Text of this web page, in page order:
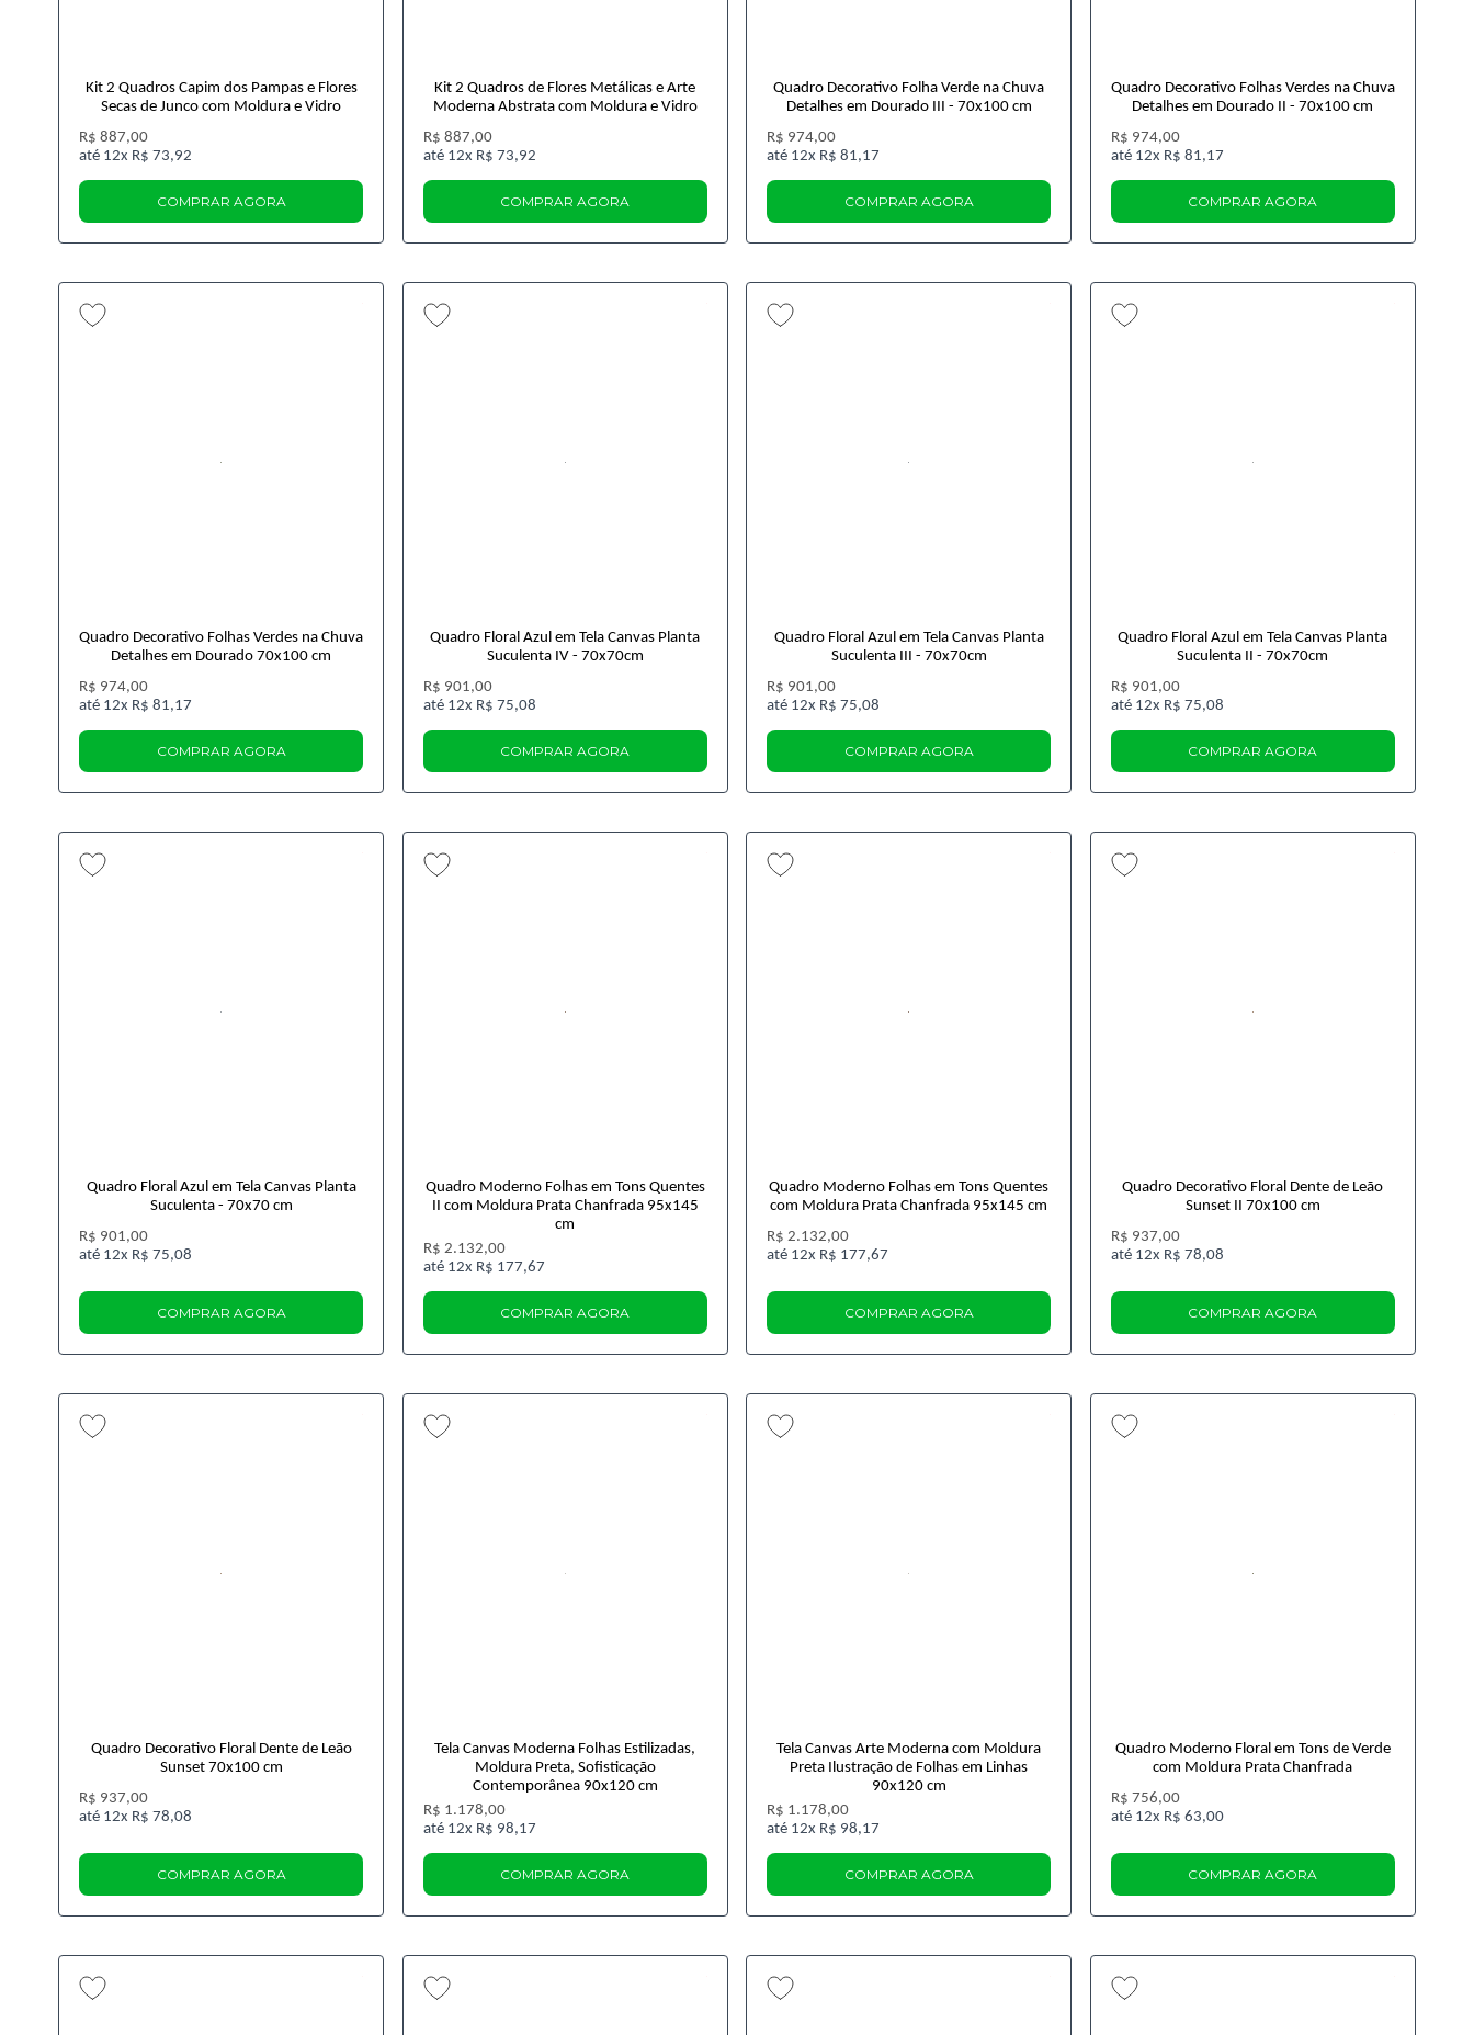
Kit 2 Quadros Capim dos Pampas e Flores
Secas de Junco com Moldura e Vidro
R$ 887,00
12x R$ 73,92
COMPRAR AGORA
Kit 2 Quadros de Flores Metálicas e Arte
Moderna Abstrata com Moldura e Vidro
R$ 887,00
12x R$ 73,92
COMPRAR AGORA
Quadro Decorativo Folha Verde na Chuva
Detalhes em Dourado III - 70x100 cm
R$ 974,00
12x R$ 81,17
COMPRAR AGORA
Quadro Decorativo Folhas Verdes na Chuva
Detalhes em Dourado II - 70x100 cm
R$ 974,00
12x R$ 81,17
COMPRAR AGORA
Quadro Decorativo Folhas Verdes na Chuva
Detalhes em Dourado 70x100 cm
R$ 974,00
12x R$ 81,17
COMPRAR AGORA
Quadro Floral Azul em Tela Canvas Planta
Suculenta IV - 70x70cm
R$ 901,00
12x R$ 75,08
COMPRAR AGORA
Quadro Floral Azul em Tela Canvas Planta
Suculenta III - 70x70cm
R$ 901,00
12x R$ 75,08
COMPRAR AGORA
Quadro Floral Azul em Tela Canvas Planta
Suculenta II - 70x70cm
R$ 901,00
12x R$ 75,08
COMPRAR AGORA
Quadro Floral Azul em Tela Canvas Planta
Suculenta - 70x70 cm
R$ 901,00
12x R$ 75,08
COMPRAR AGORA
Quadro Moderno Folhas em Tons Quentes
II com Moldura Prata Chanfrada 95x145
cm
R$ 2.132,00
12x R$ 177,67
COMPRAR AGORA
Quadro Moderno Folhas em Tons Quentes
com Moldura Prata Chanfrada 95x145 cm
R$ 2.132,00
12x R$ 177,67
COMPRAR AGORA
Quadro Decorativo Floral Dente de Leão
Sunset II 70x100 cm
R$ 937,00
12x R$ 78,08
COMPRAR AGORA
Quadro Decorativo Floral Dente de Leão
Sunset 70x100 cm
R$ 937,00
12x R$ 78,08
COMPRAR AGORA
Tela Canvas Moderna Folhas Estilizadas,
Moldura Preta, Sofisticação
Contemporânea 90x120 cm
R$ 1.178,00
12x R$ 98,17
COMPRAR AGORA
Tela Canvas Arte Moderna com Moldura
Preta Ilustração de Folhas em Linhas
90x120 cm
R$ 1.178,00
12x R$ 98,17
COMPRAR AGORA
Quadro Moderno Floral em Tons de Verde
com Moldura Prata Chanfrada
R$ 756,00
12x R$ 63,00
COMPRAR AGORA